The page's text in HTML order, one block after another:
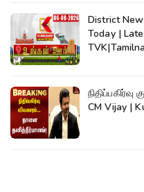
District
Today |
CM Vijay |